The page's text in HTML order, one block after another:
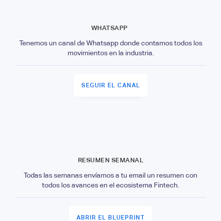
WHATSAPP
Tenemos un canal de Whatsapp donde contamos todos los
movimientos en la industria.
SEGUIR EL CANAL
RESUMEN SEMANAL
Todas las semanas envíamos a tu email un resumen con
todos los avances en el ecosistema Fintech.
ABRIR EL BLUEPRINT